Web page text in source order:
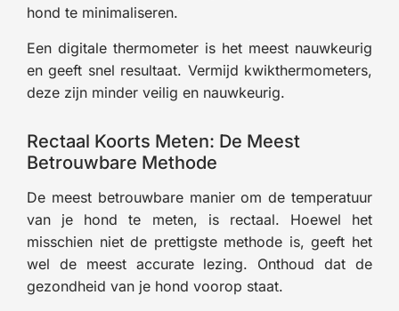
hond te minimaliseren.
Een digitale thermometer is het meest nauwkeurig
en geeft snel resultaat. Vermijd kwikthermometers,
deze zijn minder veilig en nauwkeurig.
Rectaal Koorts Meten: De Meest
Betrouwbare Methode
De meest betrouwbare manier om de temperatuur
van je hond te meten, is rectaal. Hoewel het
misschien niet de prettigste methode is, geeft het
wel de meest accurate lezing. Onthoud dat de
gezondheid van je hond voorop staat.